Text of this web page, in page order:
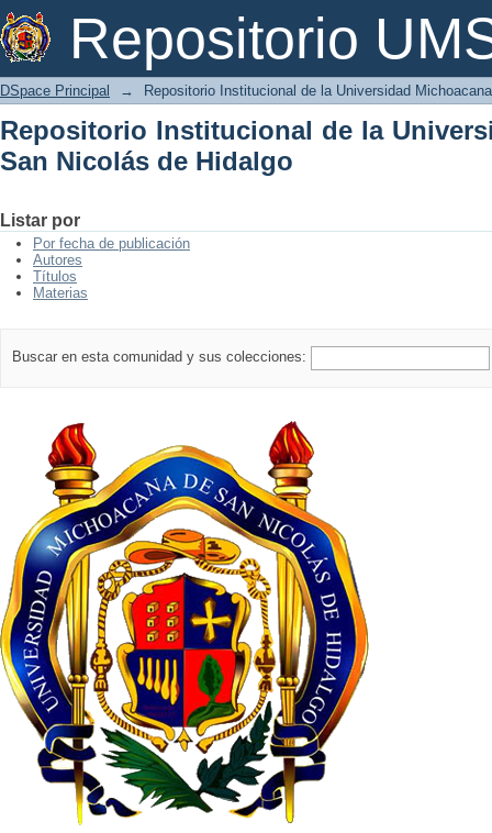
Repositorio
Repositorio Institucional de la
DSpace Principal → Repositorio Institucional de la Universidad
Repositorio Institucional de la
San Nicolás de Hidalgo
Listar por
Por fecha de publicación
Autores
Títulos
Materias
Buscar en esta comunidad y sus colecciones: